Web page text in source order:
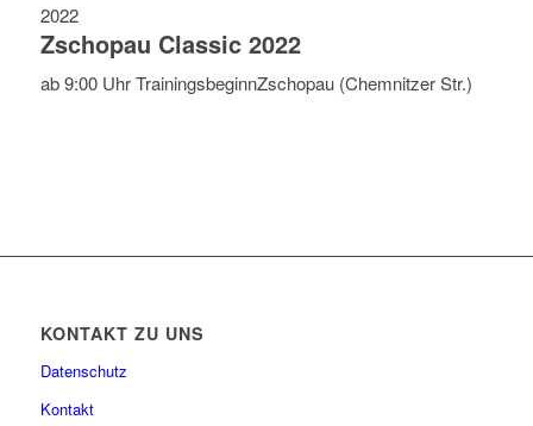
2022
Zschopau Classic 2022
ab 9:00 Uhr TrainingsbeginnZschopau (Chemnitzer Str.)
KONTAKT ZU UNS
Datenschutz
Kontakt